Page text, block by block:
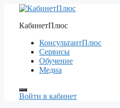
Перейти
содержимому
КабинетПлюс
КонсультантПлюс
Сервисы
Обучение
Медиа
Войти в кабинет